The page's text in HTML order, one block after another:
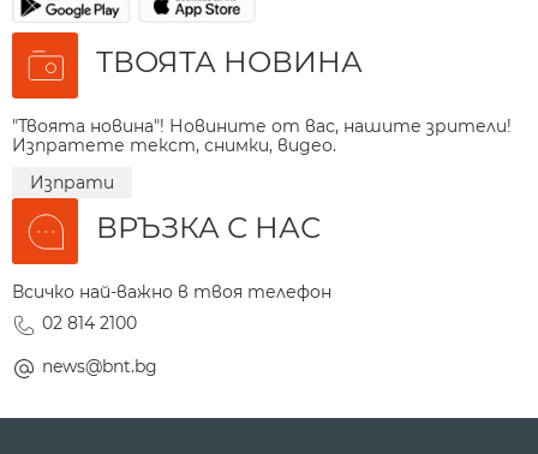
ТВОЯТА НОВИНА
"Твоята новина"! Новините от вас, нашите зрители!
Изпратете текст, снимки, видео.
Изпрати
ВРЪЗКА С НАС
Всичко най-важно в твоя телефон
02 814 2100
news@bnt.bg